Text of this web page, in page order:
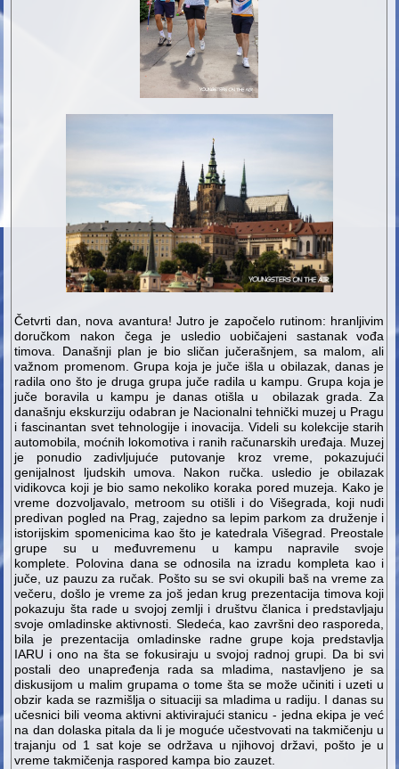
Četvrti dan, nova avantura! Jutro je započelo rutinom: hranljivim
doručkom nakon čega je usledio uobičajeni sastanak vođa
timova. Današnji plan je bio sličan jučerašnjem, sa malom, ali
važnom promenom. Grupa koja je juče išla u obilazak, danas je
radila ono što je druga grupa juče radila u kampu. Grupa koja je
juče boravila u kampu je danas otišla u obilazak grada. Za
današnju ekskurziju odabran je Nacionalni tehnički muzej u Pragu
i fascinantan svet tehnologije i inovacija. Videli su kolekcije starih
automobila, moćnih lokomotiva i ranih računarskih uređaja. Muzej
je ponudio zadivljujuće putovanje kroz vreme, pokazujući
genijalnost ljudskih umova. Nakon ručka. usledio je obilazak
vidikovca koji je bio samo nekoliko koraka pored muzeja. Kako je
vreme dozvoljavalo, metroom su otišli i do Višegrada, koji nudi
predivan pogled na Prag, zajedno sa lepim parkom za druženje i
istorijskim spomenicima kao što je katedrala Višegrad. Preostale
grupe su u međuvremenu u kampu napravile svoje
komplete. Polovina dana se odnosila na izradu kompleta kao i
juče, uz pauzu za ručak. Pošto su se svi okupili baš na vreme za
večeru, došlo je vreme za još jedan krug prezentacija timova koji
pokazuju šta rade u svojoj zemlji i društvu članica i predstavljaju
svoje omladinske aktivnosti. Sledeća, kao završni deo rasporeda,
bila je prezentacija omladinske radne grupe koja predstavlja
IARU i ono na šta se fokusiraju u svojoj radnoj grupi. Da bi svi
postali deo unapređenja rada sa mladima, nastavljeno je sa
diskusijom u malim grupama o tome šta se može učiniti i uzeti u
obzir kada se razmišlja o situaciji sa mladima u radiju. I danas su
učesnici bili veoma aktivni aktivirajući stanicu - jedna ekipa je već
na dan dolaska pitala da li je moguće učestvovati na takmičenju u
trajanju od 1 sat koje se održava u njihovoj državi, pošto je u
vreme takmičenja raspored kampa bio zauzet.